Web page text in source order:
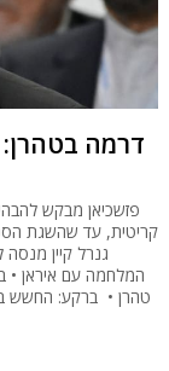
דרמה בטהרן:
פזשכיאן מבקש
קריטית, עד שהשגת
המלחמה עם איראן •
טהרן • ברקע: החשש